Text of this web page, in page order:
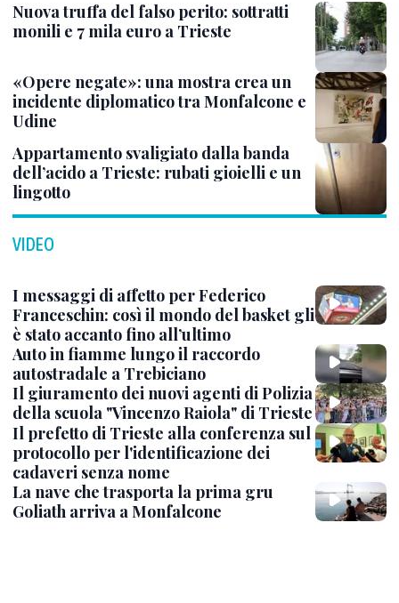
Nuova truffa del falso perito: sottratti
monili e 7 mila euro a Trieste
«Opere negate»: una mostra crea un
incidente diplomatico tra Monfalcone e
Udine
Appartamento svaligiato dalla banda
dell’acido a Trieste: rubati gioielli e un
lingotto
VIDEO
I messaggi di affetto per Federico
Franceschin: così il mondo del basket gli
è stato accanto fino all’ultimo
Auto in fiamme lungo il raccordo
autostradale a Trebiciano
Il giuramento dei nuovi agenti di Polizia
della scuola "Vincenzo Raiola" di Trieste
Il prefetto di Trieste alla conferenza sul
protocollo per l'identificazione dei
cadaveri senza nome
La nave che trasporta la prima gru
Goliath arriva a Monfalcone